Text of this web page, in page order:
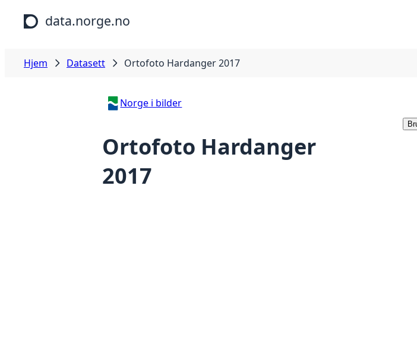
Hopp til hovedinnhold
data.norge.no
Hjem Datasett Ortofoto Hardanger 2017
Norge i bilder
Ortofoto Hardanger
2017